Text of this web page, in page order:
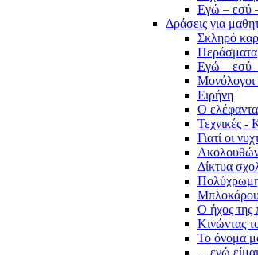
Εγώ – εσύ
Δράσεις για
Σκληρό
Περάσματα
Εγώ – εσύ
Μονόλογοι
Ειρήνη
Ο
Τεχνικές -
Γιατί οι
Δίκτυα
Ο ήχος της
Κινώντας
Το όνομα
... εγώ